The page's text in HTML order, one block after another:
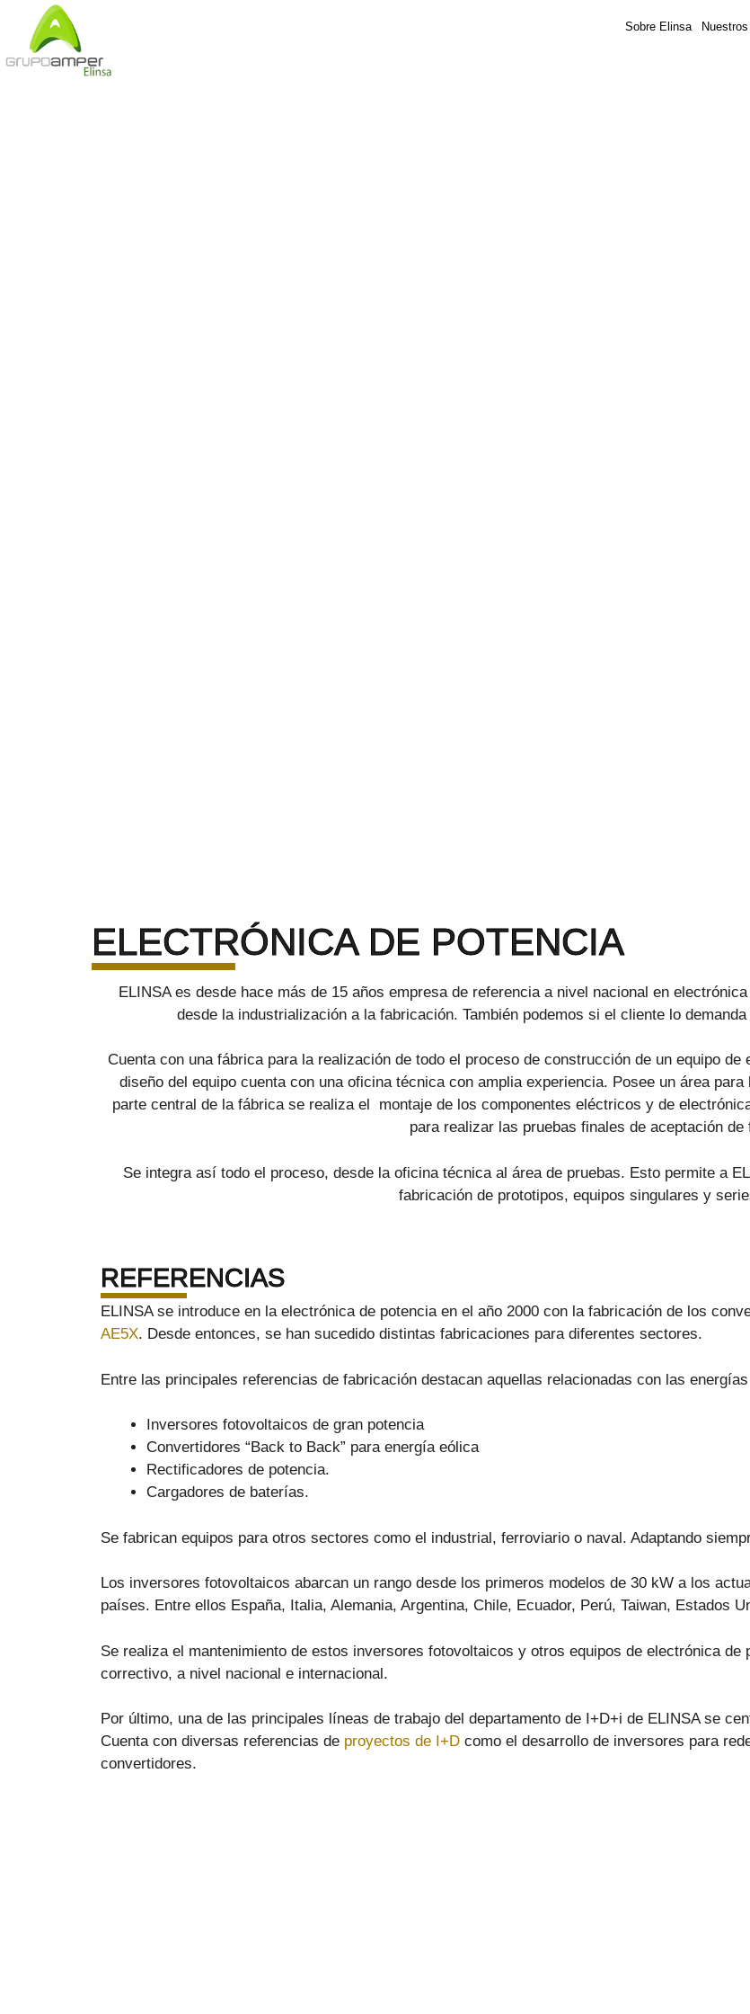
Sobre Elinsa
ELECTRÓNICA DE POTENCIA
ELINSA es desde hace más de 15 años empresa de referencia a nivel nacional en
desde la industrialización a la fabricación. También podemos si el cliente lo
Cuenta con una fábrica para la realización de todo el proceso de construcción de un equipo de
diseño del equipo cuenta con una oficina técnica con amplia experiencia. Posee un área
parte central de la fábrica se realiza el montaje de los componentes eléctricos y de
para realizar las pruebas finales de aceptación de
Se integra así todo el proceso, desde la oficina técnica al área de pruebas. Esto permite a
fabricación de prototipos, equipos singulares y
REFERENCIAS
ELINSA se introduce en la electrónica de potencia en el año 2000 con la fabricación de los
AE5X. Desde entonces, se han sucedido distintas fabricaciones para diferentes sectores.
Entre las principales referencias de fabricación destacan aquellas relacionadas con las
Inversores fotovoltaicos de gran potencia
Convertidores “Back to Back” para energía eólica
Rectificadores de potencia.
Cargadores de baterías.
Se fabrican equipos para otros sectores como el industrial, ferroviario o naval. Adaptando
Los inversores fotovoltaicos abarcan un rango desde los primeros modelos de 30 kW a los
países. Entre ellos España, Italia, Alemania, Argentina, Chile, Ecuador, Perú, Taiwan, Estados
Se realiza el mantenimiento de estos inversores fotovoltaicos y otros equipos de electrónica
correctivo, a nivel nacional e internacional.
Por último, una de las principales líneas de trabajo del departamento de I+D+i de ELINSA se
Cuenta con diversas referencias de proyectos de I+D como el desarrollo de inversores para
convertidores.